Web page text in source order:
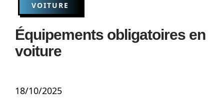
VOITURE
Équipements obligatoires en
voiture
18/10/2025